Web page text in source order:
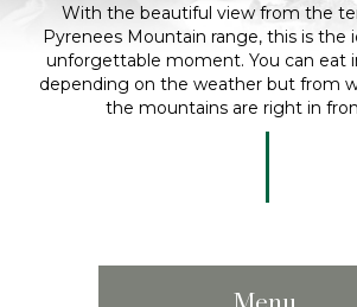
With the beautiful view from the
Pyrenees Mountain range, this is the
unforgettable moment. You can eat
depending on the weather but from
the mountains are right in